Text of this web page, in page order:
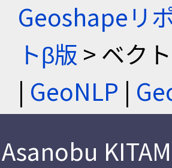
Geoshapeリ
トβ版 > ベク
| GeoNLP |
Asanobu